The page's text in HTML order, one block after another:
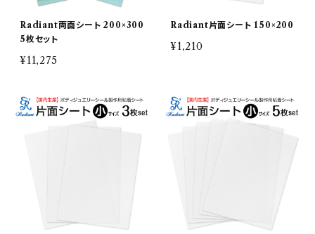
Radiant両面シート 200×300
5枚セット
¥11,275
Radiant片面シート 150×200
¥1,210